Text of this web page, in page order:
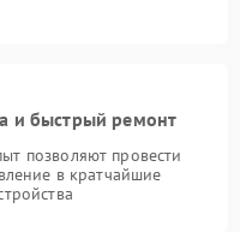
и быстрый ремонт
позволяют провести
в кратчайшие